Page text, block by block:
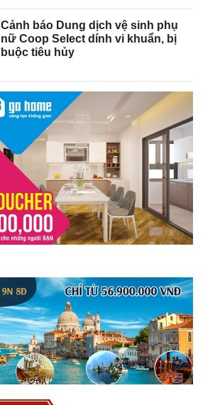
Cảnh báo Dung dịch vệ sinh phụ
nữ Coop Select dính vi khuẩn, bị
buộc tiêu hủy